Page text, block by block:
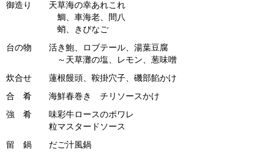
御造り 天草海の幸あれこれ
鯛、車海老、間八
蛸、きびなご
台の物 活き鮑、ロブテール、湯葉豆腐
～天草灘の塩、レモン、葱味噌
炊合せ 蓮根饅頭、鞍掛穴子、磯部餡かけ
合 肴 海鮮春巻き チリソースかけ
強 肴 味彩牛ロースのポワレ
粒マスタードソース
留 鍋 だご汁風鍋